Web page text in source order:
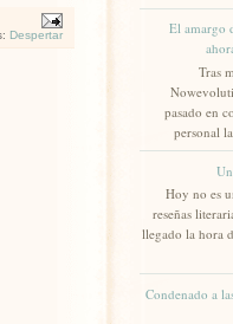
Despertar
El amargo
Tras
pasado en
personal
Hoy no es
reseñas
llegado la hora
Condenado a